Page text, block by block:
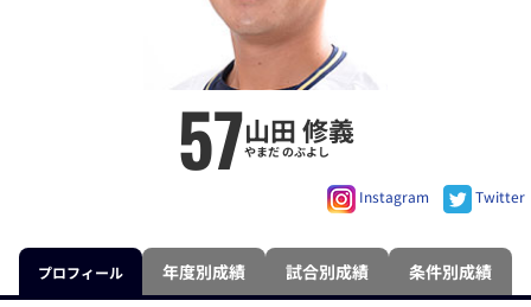
57山田 修義
やまだ のぶよし
Instagram Twitter
プロフィール 年度別成績 試合別成績 条件別成績